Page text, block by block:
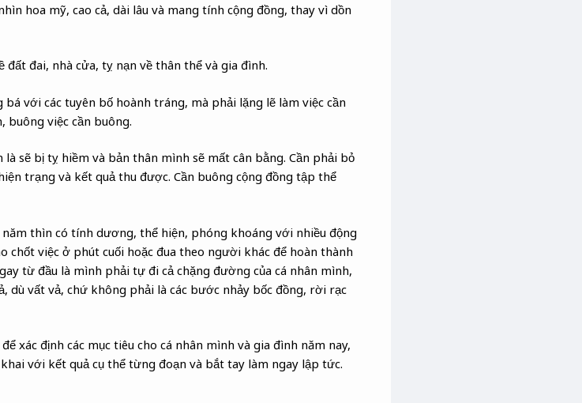
hoa mỹ, cao cả, dài lâu và mang tính cộng đồng, thay vì dồn
đai, nhà cửa, tỵ nạn về thân thể và gia đình.
với các tuyên bố hoành tráng, mà phải lặng lẽ làm việc cần
việc cần buông.
sẽ bị tỵ hiềm và bản thân mình sẽ mất cân bằng. Cần phải bỏ
trạng và kết quả thu được. Cần buông cộng đồng tập thể
thìn có tính dương, thể hiện, phóng khoáng với nhiều động
chốt việc ở phút cuối hoặc đua theo người khác để hoàn thành
từ đầu là mình phải tự đi cả chặng đường của cá nhân mình,
dù vất vả, chứ không phải là các bước nhảy bốc đồng, rời rạc
xác định các mục tiêu cho cá nhân mình và gia đình năm nay,
với kết quả cụ thể từng đoạn và bắt tay làm ngay lập tức.